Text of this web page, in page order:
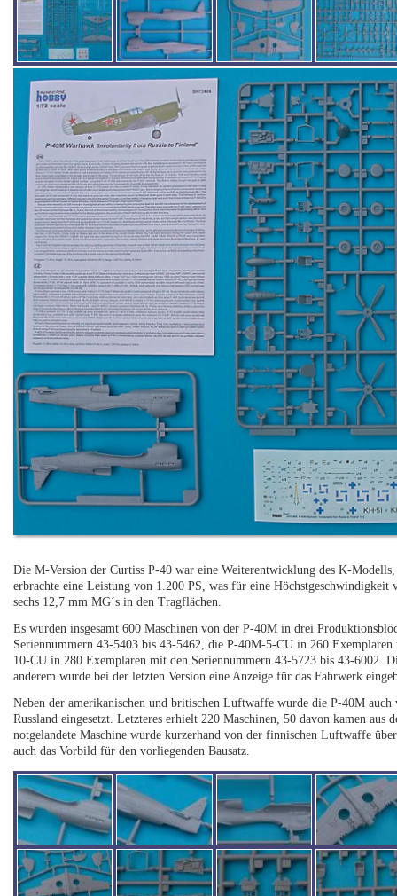
Die M-Version der Curtiss P-40 war eine Weiterentwicklung des K-
erbrachte eine Leistung von 1.200 PS, was für eine
sechs 12,7 mm MG´s in den Tragflächen.
Es wurden insgesamt 600 Maschinen von der P-40M in drei
Seriennummern 43-5403 bis 43-5462, die P-40M-5-CU in 260
10-CU in 280 Exemplaren mit den Seriennummern 43-5723 bis 43-6002.
anderem wurde bei der letzten Version eine Anzeige für das Fahrwerk
Neben der amerikanischen und britischen Luftwaffe wurde die P-40M
Russland eingesetzt. Letzteres erhielt 220 Maschinen, 50 davon kamen
notgelandete Maschine wurde kurzerhand von der finnischen Luftwaffe
auch das Vorbild für den vorliegenden Bausatz.